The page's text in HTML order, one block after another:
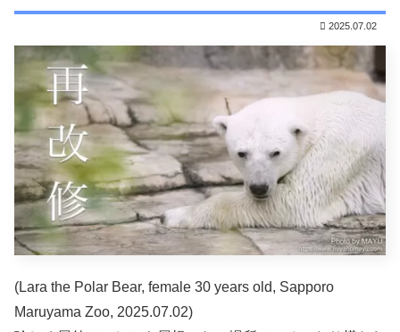
2025.07.02
(Lara the Polar Bear, female 30 years old, Sapporo
Maruyama Zoo, 2025.07.02)